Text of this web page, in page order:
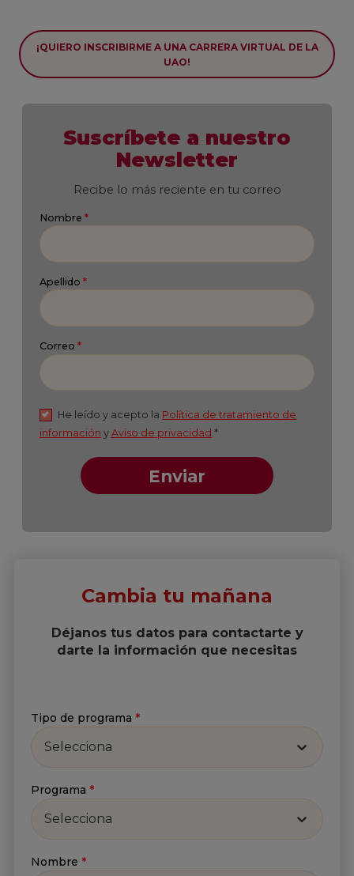
¡QUIERO INSCRIBIRME A UNA CARRERA VIRTUAL DE LA
UAO!
Suscríbete a nuestro
Cambia tu mañana
Déjanos tus datos para contactarte y
darte la información que necesitas
Tipo de programa *
Selecciona
Programa *
Selecciona
Nombre *